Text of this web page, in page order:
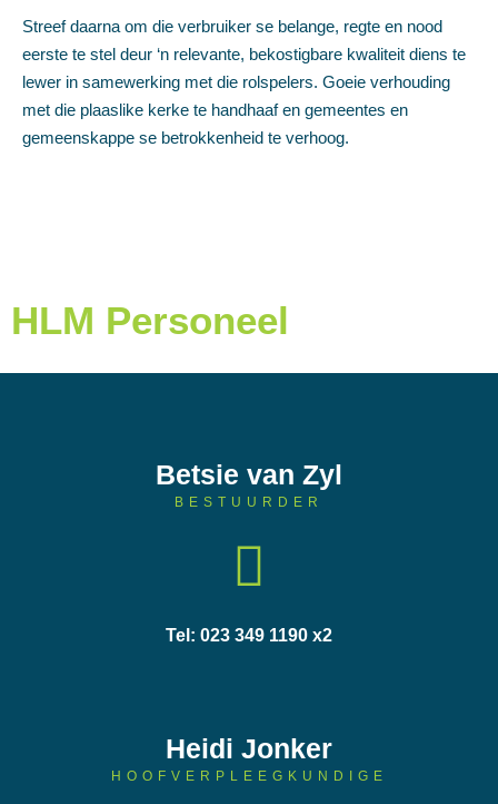
Streef daarna om die verbruiker se belange, regte en nood
eerste te stel deur ‘n relevante, bekostigbare kwaliteit diens te
lewer in samewerking met die rolspelers. Goeie verhouding
met die plaaslike kerke te handhaaf en gemeentes en
gemeenskappe se betrokkenheid te verhoog.
HLM Personeel
Betsie van Zyl
BESTUURDER
Tel: 023 349 1190 x2
Heidi Jonker
HOOFVERPLEEGKUNDIGE